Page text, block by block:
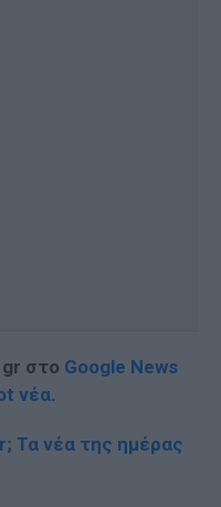
στο Google News
νέα.
Τα νέα της ημέρας